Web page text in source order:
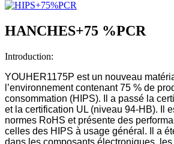
HANCHES+75 %PCR
Introduction:
YOUHER1175P est un nouveau
l’environnement contenant 75 % de
consommation (HIPS). Il a passé la
et la certification UL (niveau 94-HB). Il
normes RoHS et présente des
celles des HIPS à usage général. Il a
dans les composants électroniques,